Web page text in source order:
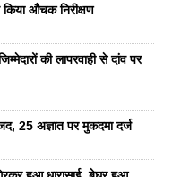
किया औचक निरीक्षण
की लापरवाही से दांव पर
25 अज्ञात पर मुकदमा दर्ज